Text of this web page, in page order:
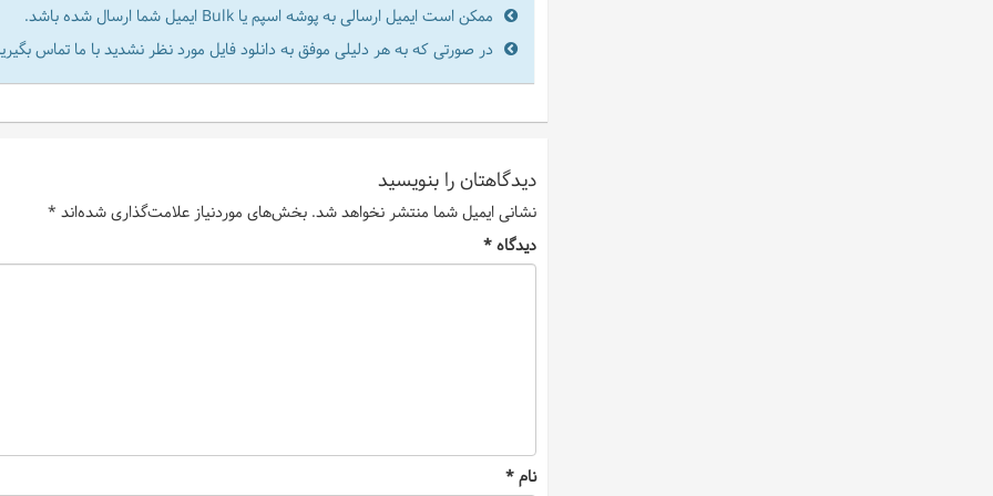
ممکن است ایمیل ارسالی به پوشه اسپم یا Bulk ایمیل شما ارسال شده باشد.
در صورتی که به هر دلیلی موفق به دانلود فایل مورد نظر نشدید با ما تماس
دیدگاهتان را بنویسید
نشانی ایمیل شما منتشر نخواهد شد. بخش‌های موردنیاز علامت‌گذاری شده‌اند *
دیدگاه*
نام*